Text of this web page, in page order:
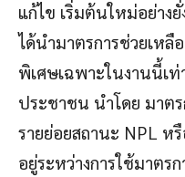
แก้ไข เริ่มต้นใหม่อย่าง
ได้นำมาตรการช่วยเห
พิเศษเฉพาะในงานนี้เ
ประชาชน นำโดย มาต
รายย่อยสถานะ NPL ห
อยู่ระหว่างการใช้มาตร